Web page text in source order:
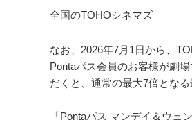
全国のTOHOシネマズ
なお、2026年7月1日から、
Pontaパス会員のお客様が劇
だくと、通常の最大7倍とな
「Pontaパス マンデイ＆ウ